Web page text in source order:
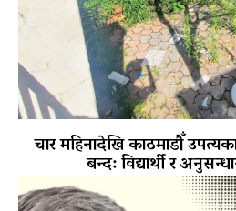
चार महिनादेखि काठमाडौँ
बन्द: विद्यार्थी र